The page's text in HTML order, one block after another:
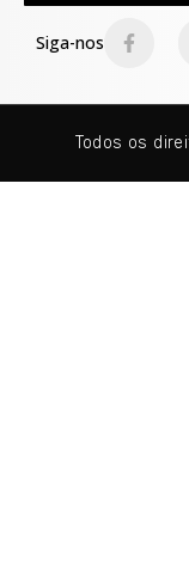
Siga-nos
Todos os